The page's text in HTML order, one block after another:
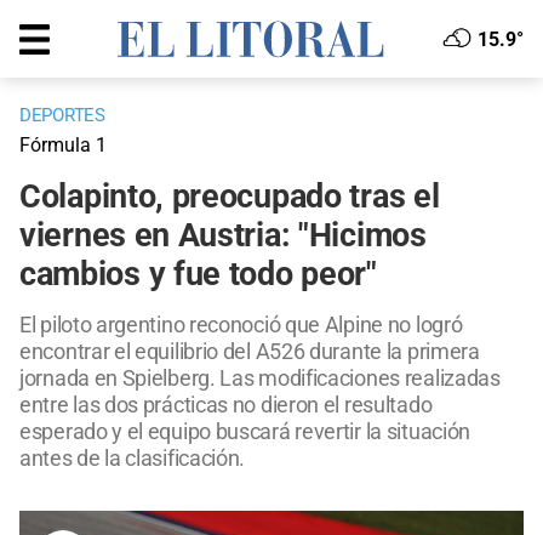
15.9°
DEPORTES
Fórmula 1
Colapinto, preocupado tras el
viernes en Austria: "Hicimos
cambios y fue todo peor"
El piloto argentino reconoció que Alpine no logró
encontrar el equilibrio del A526 durante la primera
jornada en Spielberg. Las modificaciones realizadas
entre las dos prácticas no dieron el resultado
esperado y el equipo buscará revertir la situación
antes de la clasificación.